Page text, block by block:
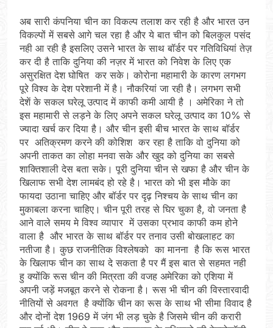
अब सारी कंपनिया चीन का विकल्प तलाश कर रही है और भारत उन
विकल्पों में सबसे आगे चल रहा है और ये बात चीन को बिलकुल पसंद
नही आ रही है इसलिए उसने भारत के साथ बॉर्डर पर गतिविधियां तेज़
कर दी है ताकि दुनिया की नज़र में भारत को निवेश के लिए एक
असुरक्षित देश घोषित कर सके। कोरोना महामारी के कारण लगभग
पूरे विश्व के देश परेशानी में है। नौकरियां जा रही है। लगभग सभी
देशें के सकल घरेलू उत्पाद में काफी कमी आयी है । अमेरिका ने तो
इस महामारी से लड़ने के लिए अपने सकल घरेलू उत्पाद का 10% से
ज्यादा खर्च कर दिया है। और चीन इसी बीच भारत के साथ बॉर्डर
पर अतिक्रमण करने की कोशिश कर रहा है ताकि वो दुनिया को
अपनी ताकत का लोहा मनवा सके और खुद को दुनिया का सबसे
शाक्तिशाली देस बता सके। पूरी दुनिया चीन से खफा है और चीन के
खिलाफ सभी देश लामबंद हो रहे है। भारत को भी इस मौके का
फायदा उठाना चाहिए और बॉर्डर पर दृढ़ निश्चय के साथ चीन का
मुकाबला करना चाहिए। चीन पूरी तरह से घिर चुका है, वो जनता है
आने वाले समय मे विश्व व्यापार में उसका प्रभाव काफी कम होने
वाला है और भारत के साथ बॉर्डर पर तनाव उसी बोखलाहट का
नतीजा है। कुछ राजनीतिक विश्लेषको का मानना है कि रूस भारत
के खिलाफ चीन का साथ दे सकता है पर मैं इस बात से सहमत नही
हु क्योंकि रूस चीन की मित्रता की वजह अमेरिका को एशिया में
अपनी जड़ें मजबूत करने से रोकना है। रूस भी चीन की विस्तारवादी
नीतियों से अवगत है क्योंकि चीन का रूस के साथ भी सीमा विवाद है
और दोनों देश 1969 में जंग भी लड़ चुके है जिसमे चीन की करारी